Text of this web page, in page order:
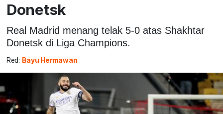
Donetsk
Real Madrid menang telak 5-0 atas Shakhtar
Donetsk di Liga Champions.
Red: Bayu Hermawan